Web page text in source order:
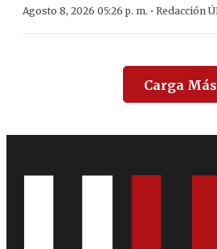
Agosto 8, 2026 05:26 p. m. · Redacción
Carga Más